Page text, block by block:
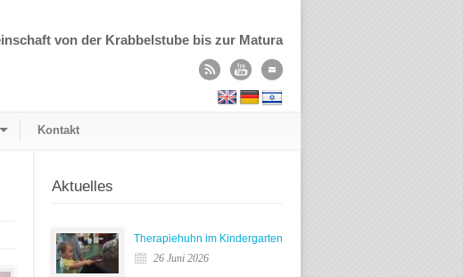
von der Krabbelstube bis zur Matura
Kontakt
Aktuelles
Therapiehuhn im Kindergarten
26 Juni 2026